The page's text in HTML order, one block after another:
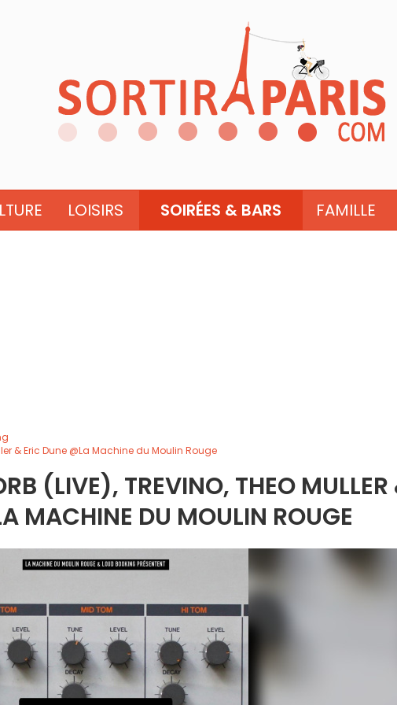
LOISIRS SOIRÉES & BARS FAMILLE
& Eric Dune @La Machine du Moulin Rouge
(LIVE), TREVINO, THEO
MACHINE DU MOULIN ROUGE